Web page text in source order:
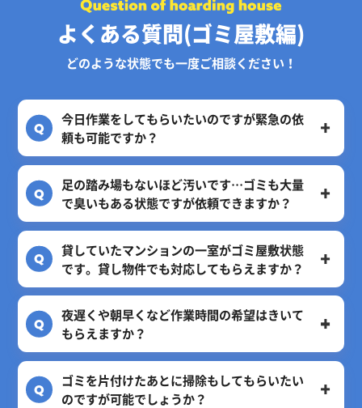
よくある質問(ゴミ屋敷編)
どのような状態でも一度ご相談ください！
今日作業をしてもらいたいのですが緊急の依
頼も可能ですか？
足の踏み場もないほど汚いです…ゴミも大量
で臭いもある状態ですが依頼できますか？
貸していたマンションの一室がゴミ屋敷状態
です。貸し物件でも対応してもらえますか？
夜遅くや朝早くなど作業時間の希望はきいて
もらえますか？
ゴミを片付けたあとに掃除もしてもらいたい
のですが可能でしょうか？